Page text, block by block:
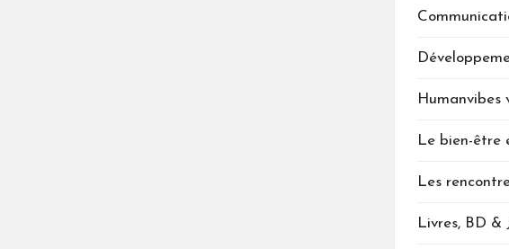
Humanvibes
Le bien-être
Les
Livres, BD &